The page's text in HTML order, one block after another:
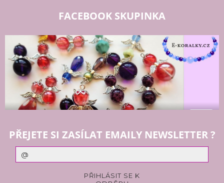
FACEBOOK SKUPINKA
PŘEJETE SI ZASÍLAT EMAILY NEWSLETTER ?